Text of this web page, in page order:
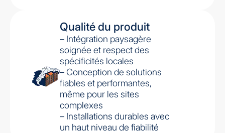
Qualité du produit
– Intégration paysagère
soignée et respect des
spécificités locales
– Conception de solutions
fiables et performantes,
même pour les sites
complexes
– Installations durables avec
un haut niveau de fiabilité